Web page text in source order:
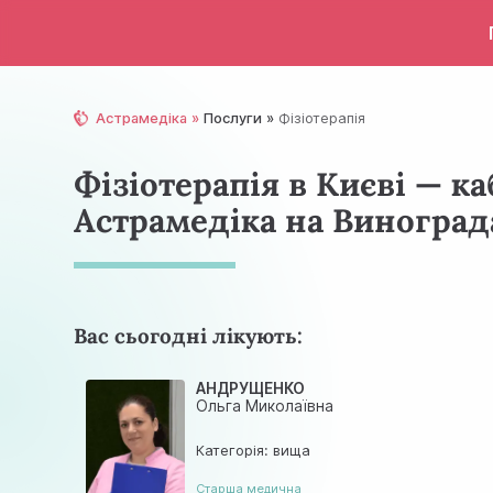
Астрамедіка Послуги Фізіотерапія
Фізіотерапія в Києві —
Астрамедіка на
Вас сьогодні лікують:
АНДРУЩЕНКО
Ольга Миколаївна
Категорія: вища
Cтарша медична